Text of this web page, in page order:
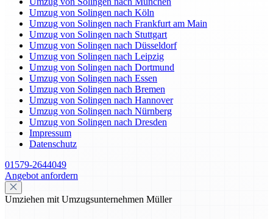
Umzug von Solingen nach Köln
Umzug von Solingen nach Frankfurt am Main
Umzug von Solingen nach Stuttgart
Umzug von Solingen nach Düsseldorf
Umzug von Solingen nach Leipzig
Umzug von Solingen nach Dortmund
Umzug von Solingen nach Essen
Umzug von Solingen nach Bremen
Umzug von Solingen nach Hannover
Umzug von Solingen nach Nürnberg
Umzug von Solingen nach Dresden
Impressum
Datenschutz
01579-2644049
Angebot anfordern
Umziehen mit Umzugsunternehmen Müller